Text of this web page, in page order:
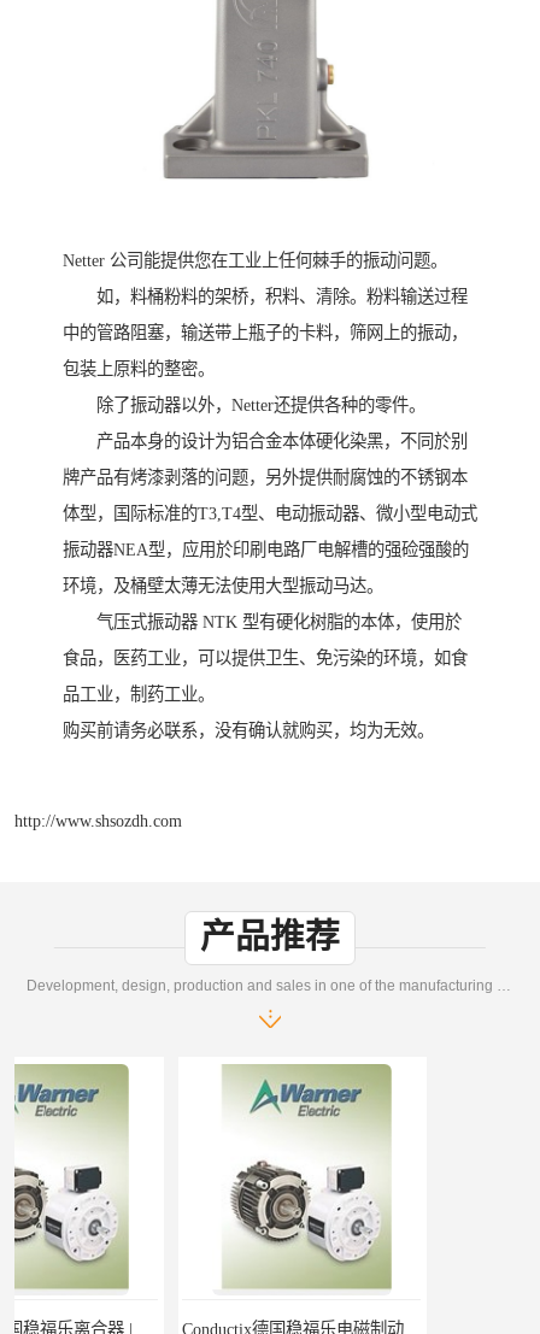
Netter 公司能提供您在工业上任何棘手的振动问题。
如，料桶粉料的架桥，积料、清除。粉料输送过程
中的管路阻塞，输送带上瓶子的卡料，筛网上的振动，
包装上原料的整密。
除了振动器以外，Netter还提供各种的零件。
产品本身的设计为铝合金本体硬化染黑，不同於别
牌产品有烤漆剥落的问题，另外提供耐腐蚀的不锈钢本
体型，国际标准的T3,T4型、电动振动器、微小型电动式
振动器NEA型，应用於印刷电路厂电解槽的强硷强酸的
环境，及桶壁太薄无法使用大型振动马达。
气压式振动器 NTK 型有硬化树脂的本体，使用於
食品，医药工业，可以提供卫生、免污染的环境，如食
品工业，制药工业。
购买前请务必联系，没有确认就购买，均为无效。
http://www.shsozdh.com
产品推荐
Conductix德国稳福乐电磁制动器 | Conductix德国稳福乐廉价特卖